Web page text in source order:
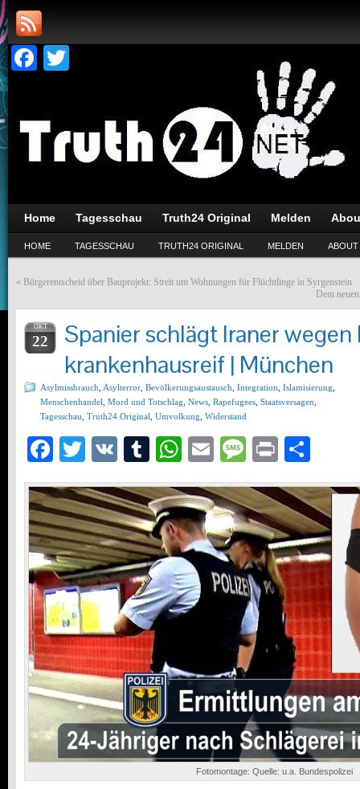
Facebook
Home Tagesschau Truth24 Original Melden
HOME TAGESSCHAU TRUTH24 ORIGINAL MELDEN ABOUT
« Bürgerentscheid über Bauprojekt: Streit um Wohnungen für Flüchtlinge in Syrgenstein
Dem
OKT
22
Spanier schlägt Iraner wegen
krankenhausreif | München
Asylmissbrauch Asylterror Bevölkerungsaustausch Integration Islamisierung
Menschenhandel Mord und Totschlag News Rapefugees Staatsversagen
Tagesschau Truth24 Original Umvolkung Widerstand
Facebook
Twitter
VK Tumblr
WhatsApp
EmailMessage
Print
Fotomontage: Quelle: u.a. Bundespolizei